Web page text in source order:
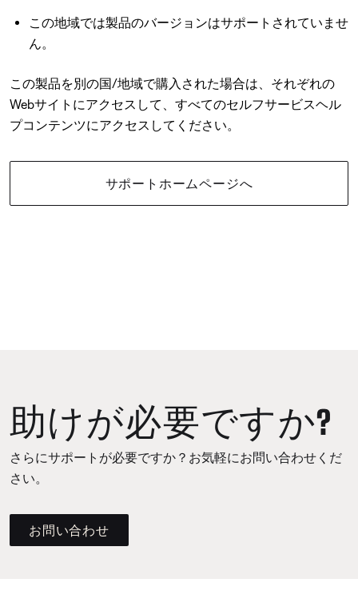
この地域では製品のバージョンはサポートされていませ
ん。
この製品を別の国/地域で購入された場合は、それぞれの
Webサイトにアクセスして、すべてのセルフサービスヘル
プコンテンツにアクセスしてください。
サポートホームページへ
助けが必要ですか?
さらにサポートが必要ですか？お気軽にお問い合わせくだ
さい。
お問い合わせ